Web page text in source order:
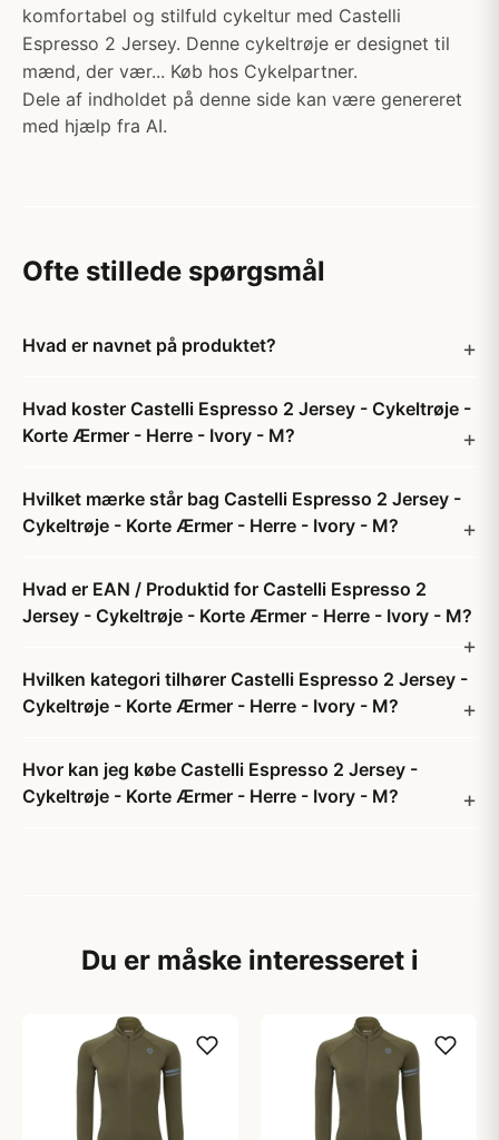
komfortabel og stilfuld cykeltur med Castelli
Espresso 2 Jersey. Denne cykeltrøje er designet til
mænd, der vær... Køb hos Cykelpartner.
Dele af indholdet på denne side kan være genereret
med hjælp fra AI.
Ofte stillede spørgsmål
Hvad er navnet på produktet?
Hvad koster Castelli Espresso 2 Jersey - Cykeltrøje -
Korte Ærmer - Herre - Ivory - M?
Hvilket mærke står bag Castelli Espresso 2 Jersey -
Cykeltrøje - Korte Ærmer - Herre - Ivory - M?
Hvad er EAN / Produktid for Castelli Espresso 2
Jersey - Cykeltrøje - Korte Ærmer - Herre - Ivory - M?
Hvilken kategori tilhører Castelli Espresso 2 Jersey -
Cykeltrøje - Korte Ærmer - Herre - Ivory - M?
Hvor kan jeg købe Castelli Espresso 2 Jersey -
Cykeltrøje - Korte Ærmer - Herre - Ivory - M?
Du er måske interesseret i